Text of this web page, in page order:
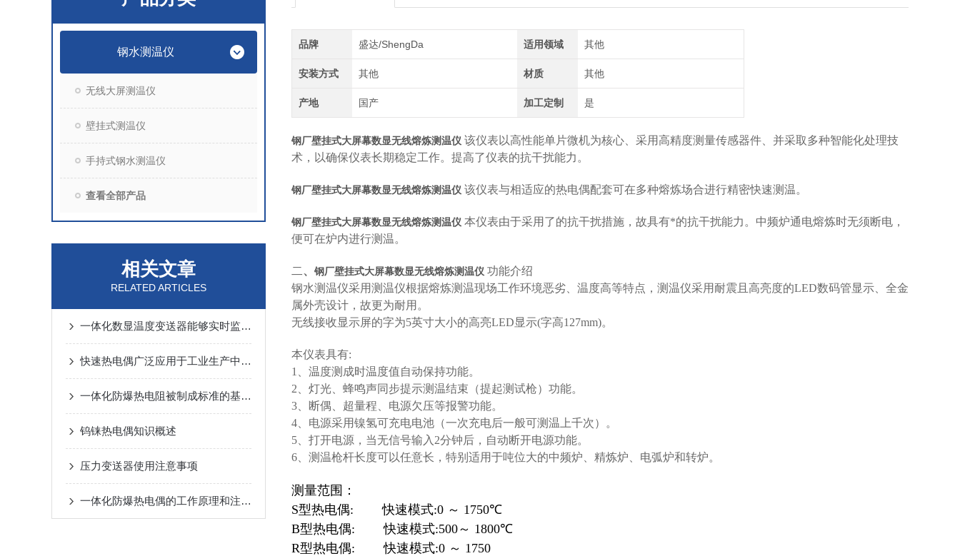
钢水测温仪
无线大屏测温仪
壁挂式测温仪
手持式钢水测温仪
查看全部产品
相关文章
RELATED ARTICLES
一体化数显温度变送器能够实时监测与精准传输
快速热电偶广泛应用于工业生产中的温度检测
一体化防爆热电阻被制成标准的基准仪
钨铼热电偶知识概述
压力变送器使用注意事项
一体化防爆热电偶的工作原理和注意事项
品牌 盛达/ShengDa 适用领域 其他
安装方式 其他 材质 其他
产地 国产 加工定制 是
钢厂壁挂式大屏幕数显无线熔炼测温仪 该仪表以高性能单片微机为核心、采用高精度测量传感器件、并采取多种智能化处理技
术，以确保仪表长期稳定工作。提高了仪表的抗干扰能力。
钢厂壁挂式大屏幕数显无线熔炼测温仪 该仪表与相适应的热电偶配套可在多种熔炼场合进行精密快速测温。
钢厂壁挂式大屏幕数显无线熔炼测温仪 本仪表由于采用了的抗干扰措施，故具有*的抗干扰能力。中频炉通电熔炼时无须断电，
便可在炉内进行测温。
二、 钢厂壁挂式大屏幕数显无线熔炼测温仪 功能介绍
钢水测温仪采用测温仪根据熔炼测温现场工作环境恶劣、温度高等特点，测温仪采用耐震且高亮度的LED数码管显示、全金
属外壳设计，故更为耐用。
无线接收显示屏的字为5英寸大小的高亮LED显示(字高127mm)。
本仪表具有:
1
、温度测成时温度值自动保持功能。
2 、灯光、蜂鸣声同步提示测温结束（提起测试枪）功能。
3 、断偶、超量程、电源欠压等报警功能。
4 、电源采用镍氢可充电电池（一次充电后一般可测温上千次）。
5 、打开电源，当无信号输入 2分钟后，自动断开电源功能。
6 、测温枪杆长度可以任意长，特别适用于吨位大的中频炉、精炼炉、电弧炉和转炉。
测量范围：
S型热电偶: 快速模式:0 ～ 1750℃
B型热电偶: 快速模式:500～ 1800℃
R型热电偶: 快速模式:0 ～ 1750